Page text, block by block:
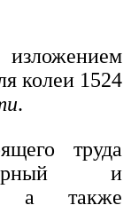
колеи 1524
.
труда
и
а также